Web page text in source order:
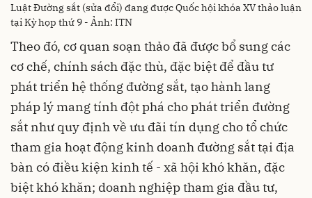
Luật Đường sắt (sửa đổi) đang được Quốc hội khóa XV thảo luận
tại Kỳ họp thứ 9 - Ảnh: ITN
Theo đó, cơ quan soạn thảo đã được bổ sung các
cơ chế, chính sách đặc thù, đặc biệt để đầu tư
phát triển hệ thống đường sắt, tạo hành lang
pháp lý mang tính đột phá cho phát triển đường
sắt như quy định về ưu đãi tín dụng cho tổ chức
tham gia hoạt động kinh doanh đường sắt tại địa
bàn có điều kiện kinh tế - xã hội khó khăn, đặc
biệt khó khăn; doanh nghiệp tham gia đầu tư,